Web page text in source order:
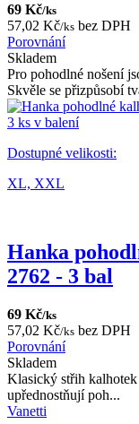
69 Kč/ks
57,02 Kč/ks bez DPH
Porovnání
Skladem
Pro pohodlné nošení
Skvěle se přizpůsobí
3 ks v balení
Dostupné velikosti:
XL, XXL
Hanka
2762 - 3 bal
69 Kč/ks
57,02 Kč/ks bez DPH
Porovnání
Skladem
Klasický střih
upřednostňují poh...
Vanetti